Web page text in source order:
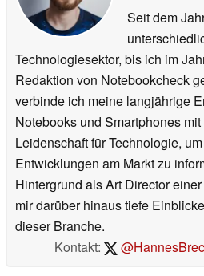
Seit dem
Technologiesektor, bis ich im
Redaktion von Notebookcheck
verbinde ich meine langjährige
Notebooks und Smartphones
Leidenschaft für Technologie,
Entwicklungen am Markt zu
Hintergrund als Art Director
mir darüber hinaus tiefe
dieser Branche.
Kontakt: